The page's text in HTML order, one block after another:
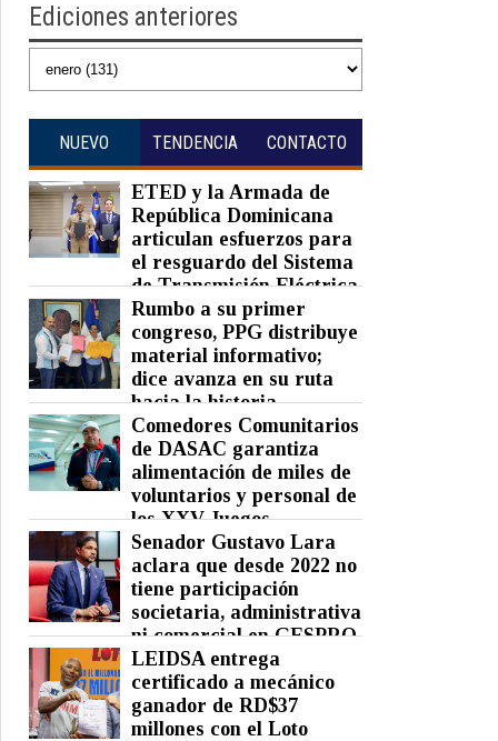
Ediciones anteriores
NUEVO TENDENCIA CONTACTO
ETED y la Armada de
República Dominicana
articulan esfuerzos para
el resguardo del Sistema
de Transmisión Eléctrica
Nacional y fortalecimiento de
capacidades.
Posted on 07 Aug 2026 - 0 Comments
Rumbo a su primer
congreso, PPG distribuye
material informativo;
dice avanza en su ruta
hacia la historia
Posted on 07 Aug 2026 - 0 Comments
Comedores Comunitarios
de DASAC garantiza
alimentación de miles de
voluntarios y personal de
los XXV Juegos
Centroamericanos y del Caribe
Santo Domingo 2026
Posted on 07 Aug 2026 - 0 Comments
Senador Gustavo Lara
aclara que desde 2022 no
tiene participación
societaria, administrativa
ni comercial en GESPRO
Posted on 07 Aug 2026 - 0 Comments
LEIDSA entrega
certificado a mecánico
ganador de RD$37
millones con el Loto